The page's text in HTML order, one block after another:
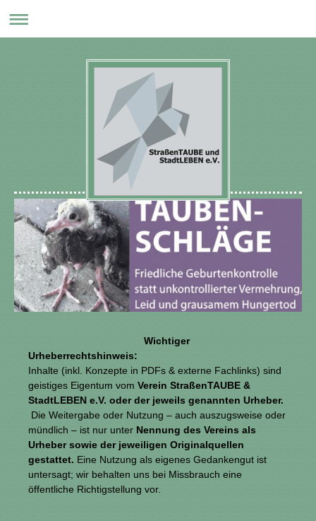
Wichtiger
Urheberrechtshinweis:
Inhalte (inkl. Konzepte in PDFs & externe Fachlinks) sind
geistiges Eigentum vomVerein StraßenTAUBE &
StadtLEBEN e.V. oder der jeweils genannten Urheber.
Die Weitergabe oder Nutzung – auch auszugsweise oder
mündlich – ist nur unter Nennung des Vereins als
Urheber sowie der jeweiligen Originalquellen
gestattet. Eine Nutzung als eigenes Gedankengut ist
untersagt; wir behalten uns bei Missbrauch eine
öffentliche Richtigstellung vor.